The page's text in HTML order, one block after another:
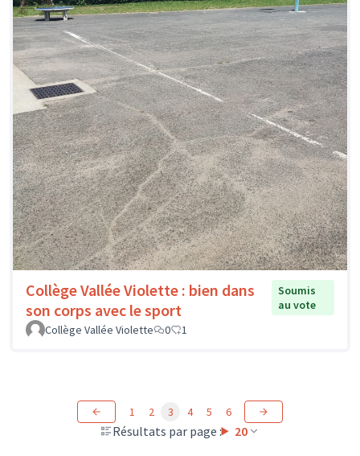
Collège Vallée Violette : bien dans
son corps avec le sport
Soumis
au vote
Collège Vallée Violette
0 1
Résultats par page : 20
1 2 3 4 5 6